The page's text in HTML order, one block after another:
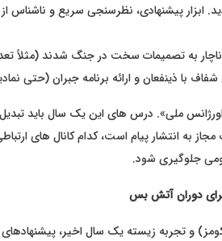
ابزار پیشنهادی، نظرسنجی سریع و ناشناس از
ناچار به تصمیمات سخت در جنگ شدند (مثلاً
با ذینفعان و ارائه برنامه جبران (حتی
ملی». درس های این یک سال باید
انتشار پیام است، کدام کانال های
جلوگیری شود.
و تجربه زیسته یک سال اخیر، پیشنهادهای